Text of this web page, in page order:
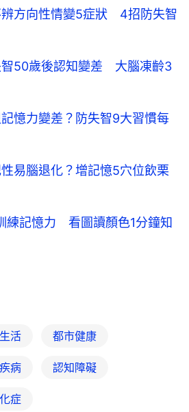
辨方向性情變5症狀 4招防失智
智50歲後認知變差 大腦凍齡3
記憶力變差？防失智9大習慣每
性易腦退化？增記憶5穴位飲栗
練記憶力 看圖讀顏色1分鐘知
活 都市健康
病 認知障礙
症